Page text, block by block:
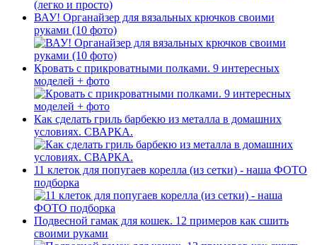
ВАУ! Органайзер для вязальных крючков своими
руками (10 фото)
Кровать с прикроватными полками. 9 интересных
моделей + фото
Как сделать гриль барбекю из металла в домашних
условиях. СВАРКА.
11 клеток для попугаев корелла (из сетки) - наша ФОТО
подборка
Подвесной гамак для кошек. 12 примеров как сшить
своими руками